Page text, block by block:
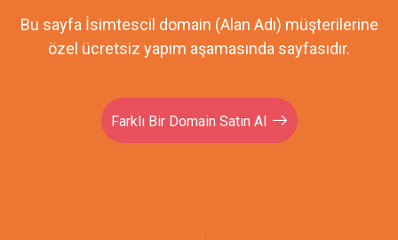
Bu sayfa İsimtescil domain (Alan Adı) müşterilerine
özel ücretsiz yapım aşamasında sayfasıdır.
Farklı Bir Domain Satın Al